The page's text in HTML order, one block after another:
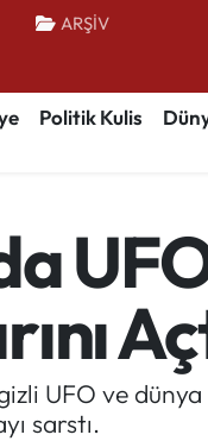
ARŞİV
Politik Kulis
UFO ve dünya
sarstı.